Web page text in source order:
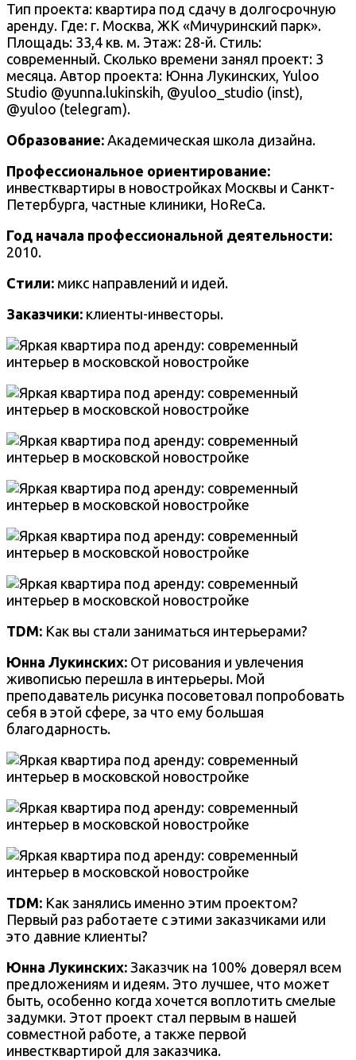
Тип проекта: квартира под сдачу в долгосрочную
аренду. Где: г. Москва, ЖК «Мичуринский парк».
Площадь: 33,4 кв. м. Этаж: 28-й. Стиль:
современный. Сколько времени занял проект: 3
месяца. Автор проекта: Юнна Лукинских, Yuloo
Studio @yunna.lukinskih, @yuloo_studio (inst),
@yuloo (telegram).
Образование: Академическая школа дизайна.
Профессиональное ориентирование:
инвестквартиры в новостройках Москвы и Санкт-
Петербурга, частные клиники, HoReCa.
Год начала профессиональной деятельности:
2010.
Стили: микс направлений и идей.
Заказчики: клиенты-инвесторы.
TDM: Как вы стали заниматься интерьерами?
Юнна Лукинских: От рисования и увлечения
живописью перешла в интерьеры. Мой
преподаватель рисунка посоветовал попробовать
себя в этой сфере, за что ему большая
благодарность.
TDM: Как занялись именно этим проектом?
Первый раз работаете с этими заказчиками или
это давние клиенты?
Юнна Лукинских: Заказчик на 100% доверял всем
предложениям и идеям. Это лучшее, что может
быть, особенно когда хочется воплотить смелые
задумки. Этот проект стал первым в нашей
совместной работе, а также первой
инвестквартирой для заказчика.